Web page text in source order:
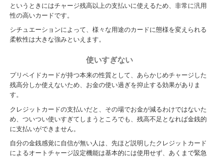
というときにはチャージ残高以上の支払いに使えるため、非常に汎用
性の高いカードです。
シチュエーションによって、様々な用途のカードに態様を変えられる
柔軟性は大きな強みといえます。
使いすぎない
プリペイドカードが持つ本来の性質として、あらかじめチャージした
残高分しか使えないため、お金の使い過ぎを抑止する効果がありま
す。
クレジットカードの支払いだと、その場でお金が減るわけではないた
め、ついつい使いすぎてしまうところでも、残高不足となれば金銭的
に支払いができません。
自分の金銭感覚に自信が無い人は、先ほど説明したクレジットカード
によるオートチャージ設定機能は基本的には使用せず、あくまで緊急